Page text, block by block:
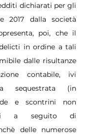
dichiarati per gli
2017 dalla società
poi, che il
in ordine a tali
dalle risultanze
contabile, ivi
sequestrata (in
e scontrini non
a seguito di
delle numerose